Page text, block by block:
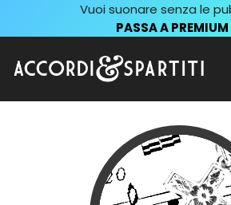
Vuoi suonare senza le
PASSA A PREMIUM